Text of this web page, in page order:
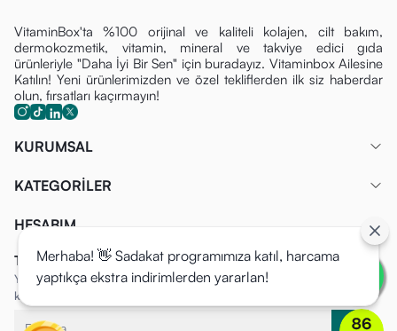
VitaminBox'ta %100 orijinal ve kaliteli kolajen, cilt bakım,
dermokozmetik, vitamin, mineral ve takviye edici gıda
ürünleriyle "Daha İyi Bir Sen" için buradayız. Vitaminbox Ailesine
Katılın! Yeni ürünlerimizden ve özel tekliflerden ilk siz haberdar
olun, fırsatları kaçırmayın!
KURUMSAL
KATEGORİLER
HESABIM
Tüm Fırsatlardan İlk Siz Haberdar Olun!
Yeni ürünlerimizden ve özel tekliflerden ilk siz haberdar olun, fırsatları
kaçırmayın!
Merhaba! 👋 Sadakat programımıza katıl, harcama
yaptıkça ekstra indirimlerden yararlan!